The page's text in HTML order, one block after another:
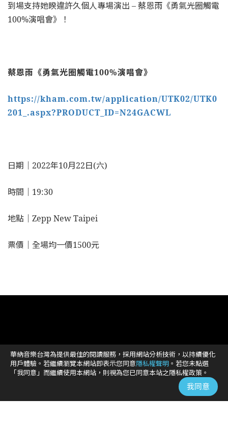
到場支持她睽違許久個人專場演出 – 蔡恩雨《勇氣光圈觸電
100%演唱會》！
蔡恩雨《勇氣光圈觸電100%演唱會》
https://kham.com.tw/application/UTK02/UTK0
201_.aspx?PRODUCT_ID=N24GACWL
日期｜2022年10月22日(六)
時間｜19:30
地點｜Zepp New Taipei
票價｜全場均一價1500元
華納音樂台灣為提供最佳的閱讀服務，採用網站分析技術，以持續優化
用戶體驗。若繼續瀏覽本網站即表示您同意隱私權聲明 。若您未點選
「我同意」而繼續使用本網站，則視為您已同意本站之隱私權政策。
我同意